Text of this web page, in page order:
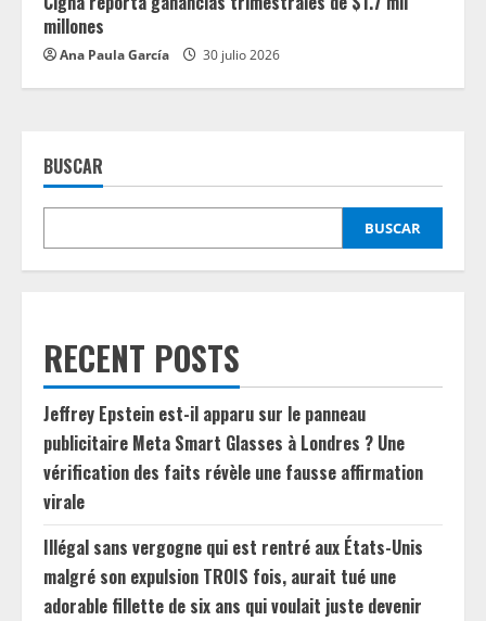
millones
Ana Paula García 30 julio 2026
BUSCAR
BUSCAR
RECENT POSTS
Jeffrey Epstein est-il apparu sur le panneau
publicitaire Meta Smart Glasses à Londres ? Une
vérification des faits révèle une fausse affirmation
virale
Illégal sans vergogne qui est rentré aux États-Unis
malgré son expulsion TROIS fois, aurait tué une
adorable fillette de six ans qui voulait juste devenir